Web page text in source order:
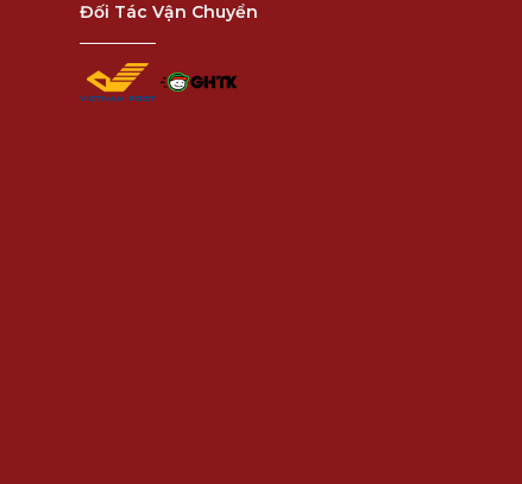
Đối Tác Vận Chuyển